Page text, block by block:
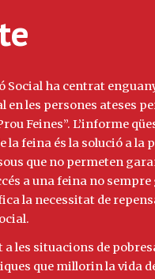
Social ha centrat
les persones ateses
Feines”. L’informe
la feina és la solució a la
que no permeten
a una feina no
la necessitat de
les situacions de
que millorin la vida